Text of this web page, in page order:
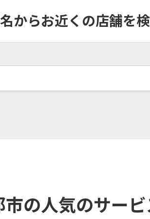
からお近くの店舗を
の人気のサー